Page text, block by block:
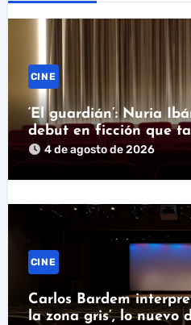
CINE
‘El guardián’: Nuria
debut en ficción que
llegar
4 de agosto de 2026
CINE
Carlos Bardem
la zona gris’, lo nuevo